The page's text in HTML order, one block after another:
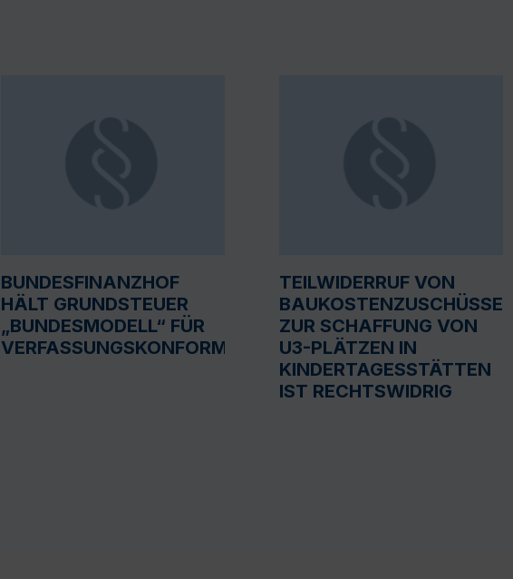
BUNDESFINANZHOF
HÄLT GRUNDSTEUER
„BUNDESMODELL“ FÜR
VERFASSUNGSKONFORM
TEILWIDERRUF VON
BAUKOSTENZUSCHÜSSEN
ZUR SCHAFFUNG VON
U3-PLÄTZEN IN
KINDERTAGESSTÄTTEN
IST RECHTSWIDRIG